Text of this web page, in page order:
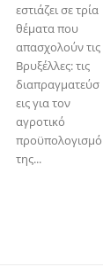
εστιάζει σε τρία
θέματα που
απασχολούν τις
Βρυξέλλες: τις
διαπραγματεύσ
εις για τον
αγροτικό
προϋπολογισμό
της...